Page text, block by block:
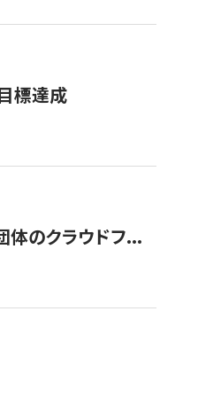
標達成
体のクラウドフ...